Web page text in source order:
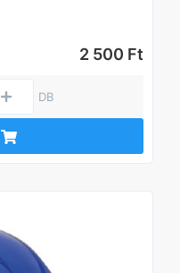
2 500 Ft
DB